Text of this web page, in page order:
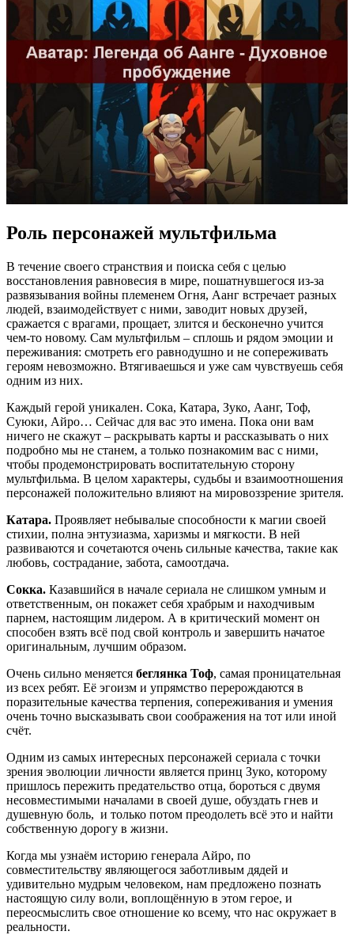
Роль персонажей мультфильма
В течение своего странствия и поиска себя с целью
восстановления равновесия в мире, пошатнувшегося из-за
развязывания войны племенем Огня, Аанг встречает разных
людей, взаимодействует с ними, заводит новых друзей,
сражается с врагами, прощает, злится и бесконечно учится
чем-то новому. Сам мультфильм – сплошь и рядом эмоции и
переживания: смотреть его равнодушно и не сопереживать
героям невозможно. Втягиваешься и уже сам чувствуешь себя
одним из них.
Каждый герой уникален. Сока, Катара, Зуко, Аанг, Тоф,
Суюки, Айро… Сейчас для вас это имена. Пока они вам
ничего не скажут – раскрывать карты и рассказывать о них
подробно мы не станем, а только познакомим вас с ними,
чтобы продемонстрировать воспитательную сторону
мультфильма. В целом характеры, судьбы и взаимоотношения
персонажей положительно влияют на мировоззрение зрителя.
Катара. Проявляет небывалые способности к магии своей
стихии, полна энтузиазма, харизмы и мягкости. В ней
развиваются и сочетаются очень сильные качества, такие как
любовь, сострадание, забота, самоотдача.
Сокка. Казавшийся в начале сериала не слишком умным и
ответственным, он покажет себя храбрым и находчивым
парнем, настоящим лидером. А в критический момент он
способен взять всё под свой контроль и завершить начатое
оригинальным, лучшим образом.
Очень сильно меняется беглянка Тоф, самая проницательная
из всех ребят. Её эгоизм и упрямство перерождаются в
поразительные качества терпения, сопереживания и умения
очень точно высказывать свои соображения на тот или иной
счёт.
Одним из самых интересных персонажей сериала с точки
зрения эволюции личности является принц Зуко, которому
пришлось пережить предательство отца, бороться с двумя
несовместимыми началами в своей душе, обуздать гнев и
душевную боль, и только потом преодолеть всё это и найти
собственную дорогу в жизни.
Когда мы узнаём историю генерала Айро, по
совместительству являющегося заботливым дядей и
удивительно мудрым человеком, нам предложено познать
настоящую силу воли, воплощённую в этом герое, и
переосмыслить свое отношение ко всему, что нас окружает в
реальности.